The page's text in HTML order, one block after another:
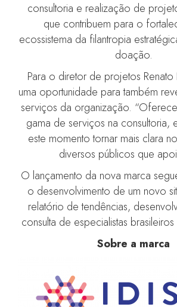
consultoria e realização de
que contribuem para o
ecossistema da filantropia
doação.
Para o diretor de projetos
uma oportunidade para também
serviços da organização.
gama de serviços na consultoria,
este momento tornar mais clara
diversos públicos que
O lançamento da nova marca
o desenvolvimento de um novo
relatório de tendências,
consulta de especialistas
Sobre a marca